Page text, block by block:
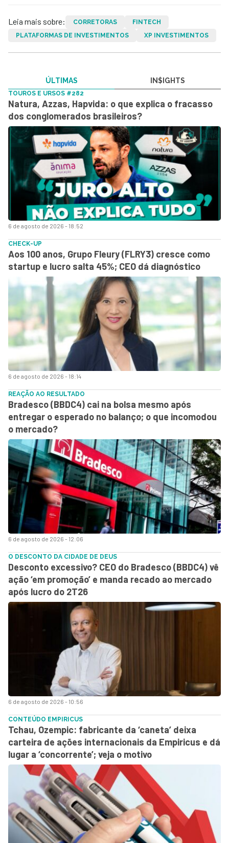
Leia mais sobre: CORRETORAS
FINTECH
PLATAFORMAS DE INVESTIMENTOS
XP INVESTIMENTOS
ÚLTIMAS IN$IGHTS
6 de agosto de 2026 - 18:52
TOUROS E URSOS #282
Natura, Azzas, Hapvida: o que explica o fracasso
dos conglomerados brasileiros?
6 de agosto de 2026 - 18:14
CHECK-UP
Aos 100 anos, Grupo Fleury (FLRY3) cresce como
startup e lucro salta 45%; CEO dá diagnóstico
6 de agosto de 2026 - 12:06
REAÇÃO AO RESULTADO
Bradesco (BBDC4) cai na bolsa mesmo após
entregar o esperado no balanço; o que incomodou
o mercado?
6 de agosto de 2026 - 10:56
O DESCONTO DA CIDADE DE DEUS
Desconto excessivo? CEO do Bradesco (BBDC4) vê
ação ‘em promoção’ e manda recado ao mercado
após lucro do 2T26
CONTEÚDO EMPIRICUS
Tchau, Ozempic: fabricante da ‘caneta’ deixa
carteira de ações internacionais da Empiricus e dá
lugar a ‘concorrente’; veja o motivo